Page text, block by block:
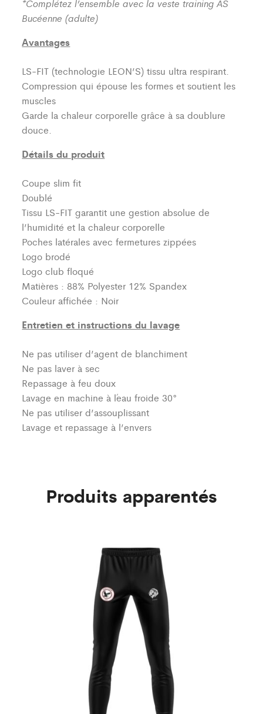
*Complétez l’ensemble avec la veste training AS
Bucéenne (adulte)
Avantages
LS-FIT (technologie LEON’S)tissu ultra respirant.
Compression qui épouse les formes et soutient les
muscles
Garde la chaleur corporelle grâce à sa doublure
douce.
Détails du produit
Coupe slim fit
Doublé
Tissu LS-FIT garantit une gestion absolue de
l’humidité et la chaleur corporelle
Poches latérales avec fermetures zippées
Logo brodé
Logo club floqué
Matières : 88% Polyester 12% Spandex
Couleur affichée : Noir
Entretien et instructions du lavage
Ne pas utiliser d’agent de blanchiment
Ne pas laver à sec
Repassage à feu doux
Lavage en machine à l´eau froide 30°
Ne pas utiliser d’assouplissant
Lavage et repassage à l’envers
Produits apparentés